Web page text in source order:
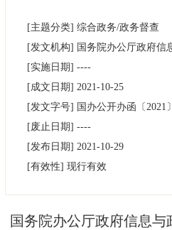
北京要闻 会议信
政务公开
市领导
政策兑现 政策解
[主题分类] 综合政务/政务督查
[发文机构] 国务院办公厅政府信
[实施日期] ----
[成文日期] 2021-10-25
[发文字号] 国办公开办函 〔2021〕
[废止日期] ----
[发布日期] 2021-10-29
[有效性] 现行有效
国务院办公厅政府信息